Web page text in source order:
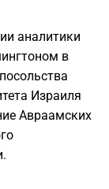
аналитики
в
Израиля
Авраамских